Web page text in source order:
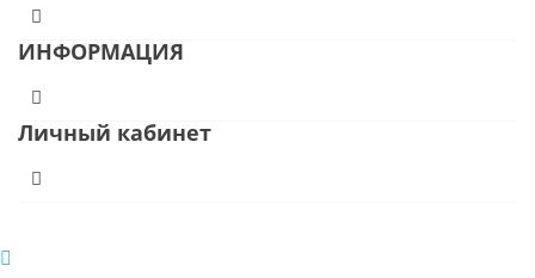
ИНФОРМАЦИЯ
Личный кабинет